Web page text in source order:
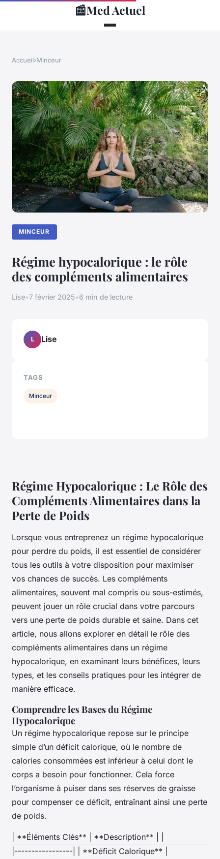
📰Med Actuel
Accueil›Minceur
MINCEUR
Régime hypocalorique : le rôle
des compléments alimentaires
Lise•7 février 2025•6 min de lecture
Régime Hypocalorique : Le Rôle des
Compléments Alimentaires dans la
Perte de Poids
Lorsque vous entreprenez un régime hypocalorique
pour perdre du poids, il est essentiel de considérer
tous les outils à votre disposition pour maximiser
vos chances de succès. Les compléments
alimentaires, souvent mal compris ou sous-estimés,
peuvent jouer un rôle crucial dans votre parcours
vers une perte de poids durable et saine. Dans cet
article, nous allons explorer en détail le rôle des
compléments alimentaires dans un régime
hypocalorique, en examinant leurs bénéfices, leurs
types, et les conseils pratiques pour les intégrer de
manière efficace.
Comprendre les Bases du Régime
Hypocalorique
Un régime hypocalorique repose sur le principe
simple d’un déficit calorique, où le nombre de
calories consommées est inférieur à celui dont le
corps a besoin pour fonctionner. Cela force
l’organisme à puiser dans ses réserves de graisse
pour compenser ce déficit, entraînant ainsi une perte
de poids.
| **Éléments Clés** | **Description** | |
|-----------------| | **Déficit Calorique** |
L Lise
TAGS
Minceur